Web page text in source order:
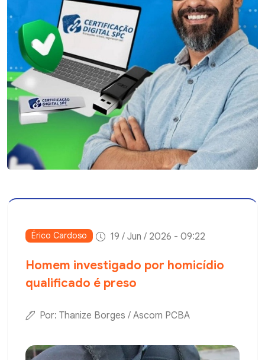
Érico Cardoso 19 / Jun / 2026 - 09:22
Homem investigado por homicídio
qualificado é preso
Por: Thanize Borges / Ascom PCBA